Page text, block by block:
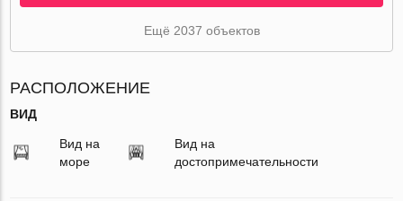
Ещё 2037 объектов
РАСПОЛОЖЕНИЕ
ВИД
Вид на
море
Вид на
достопримечательности